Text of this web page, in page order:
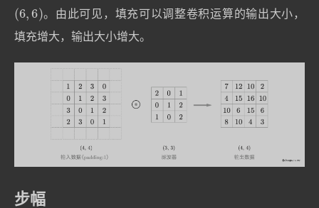
(6 6) 。由此可见，填充可以调整卷积运算的输出大小，
填充增大，输出大小增大。
步幅